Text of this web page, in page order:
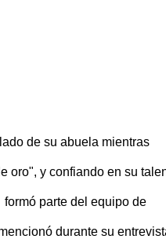
de su abuela mientras
oro", y confiando en su
parte del equipo de
durante su